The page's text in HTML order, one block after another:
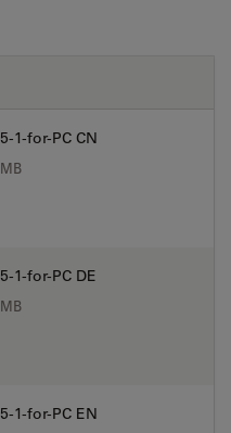
1-for-PC CN
1-for-PC DE
1-for-PC EN